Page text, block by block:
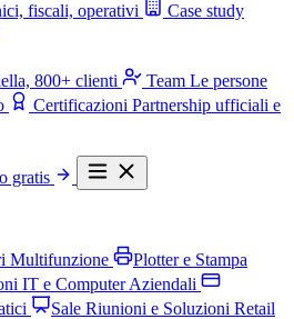
fiscali, operativi
Case study
800+ clienti Team Le persone
Certificazioni Partnership ufficiali e
gratis
Multifunzione
Plotter e Stampa
IT e Computer Aziendali
Sale Riunioni e Soluzioni Retail